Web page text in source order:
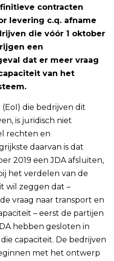
contracten
levering c.q. afname
die vóór 1 oktober
een
dat er meer vraag
van het
die bedrijven dit
is juridisch niet
rechten en
daarvan is dat
2019 een JDA afsluiten,
het verdelen van de
wil zeggen dat –
vraag naar transport en
– eerst de partijen
hebben gesloten in
capaciteit. De bedrijven
met het ontwerp